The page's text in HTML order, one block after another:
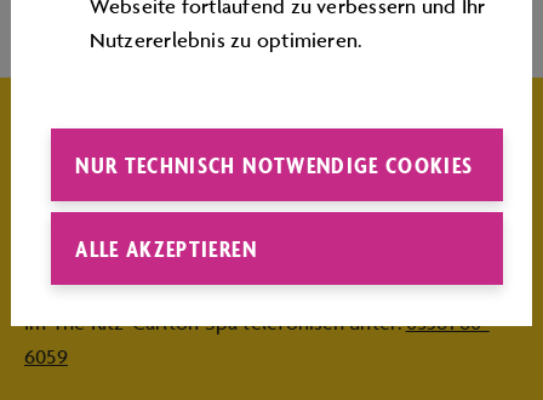
INFO
Öffnungszeiten:
Zur Abstimmung Ihres Behandlungs- oder
Massagetermin erreichen Sie unsere Damen & Herren
im The Ritz-Carlton Spa telefonisch unter:05361 60-
6059
Webseite fortlaufend zu verbessern und Ihr
Nutzererlebnis zu optimieren.
NUR TECHNISCH NOTWENDIGE COOKIES
ALLE AKZEPTIEREN